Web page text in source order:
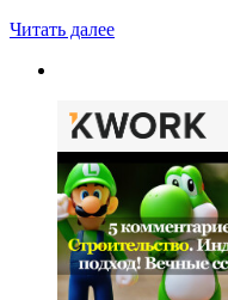
Читать далее